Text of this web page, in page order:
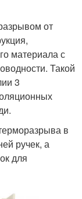
от
материала с
Такой
3
в
ручек, а
для